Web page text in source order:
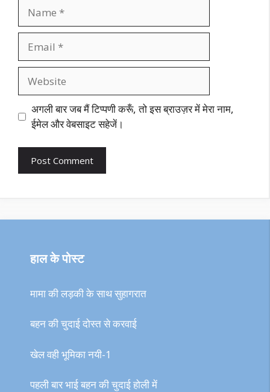
अगली बार जब मैं टिप्पणी करूँ, तो इस ब्राउज़र में मेरा नाम,
ईमेल और वेबसाइट सहेजें।
हाल के पोस्ट
मामा की लड़की के साथ सुहागरात
बहन की चुदाई दोस्त से करवाई
खेल वही भूमिका नयी-1
पहली बार भाई बहन की चुदाई होली में